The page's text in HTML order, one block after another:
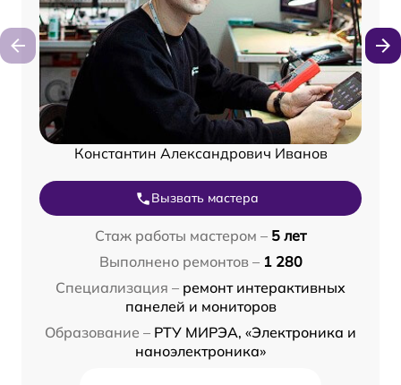
Константин Александрович Иванов
Вызвать мастера
Стаж работы мастером – 5 лет
Выполнено ремонтов – 1 280
Специализация – ремонт интерактивных
панелей и мониторов
Образование – РТУ МИРЭА, «Электроника и
наноэлектроника»